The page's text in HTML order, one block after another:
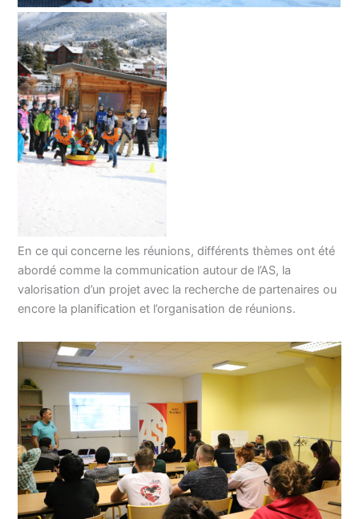
En ce qui concerne les réunions, différents thèmes ont été
abordé comme la communication autour de l’AS, la
valorisation d’un projet avec la recherche de partenaires ou
encore la planification et l’organisation de réunions.